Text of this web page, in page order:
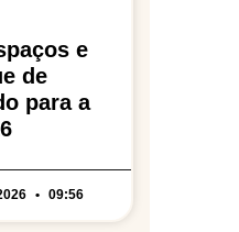
e
de
para a
09:56